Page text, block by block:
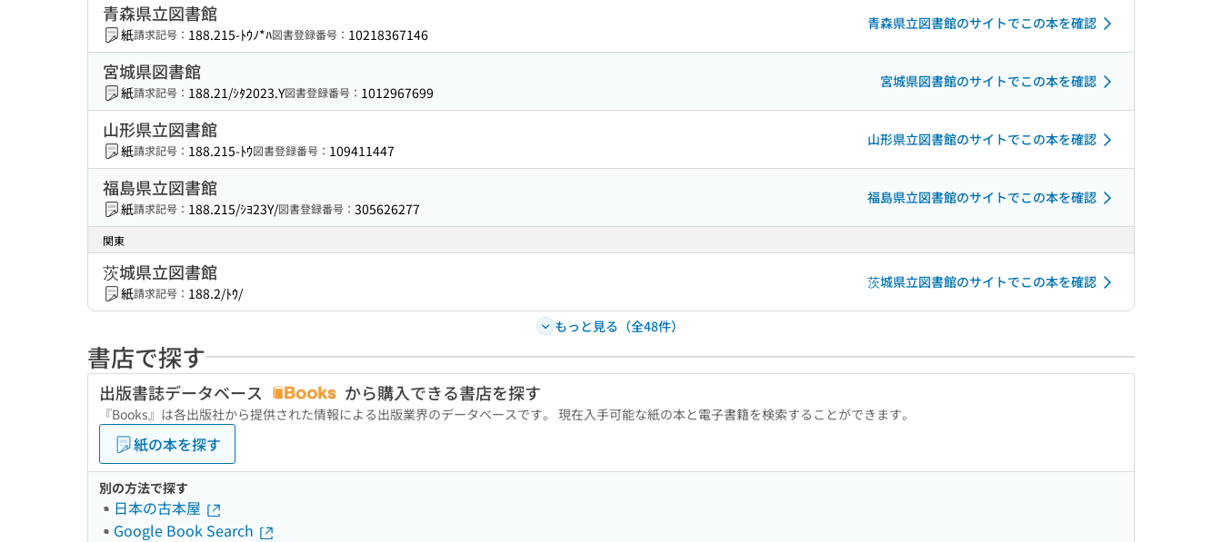
青森県立図書館
紙請求記号： 188.215-ﾄｳﾉ*ﾊ図書登録番号： 10218367146
青森県立図書館のサイトでこの本を確認
宮城県図書館
紙請求記号： 188.21/ｼﾀ2023.Y図書登録番号： 1012967699
宮城県図書館のサイトでこの本を確認
山形県立図書館
紙請求記号： 188.215-ﾄｳ図書登録番号： 109411447
山形県立図書館のサイトでこの本を確認
福島県立図書館
紙請求記号： 188.215/ｼﾖ23Y/図書登録番号： 305626277
福島県立図書館のサイトでこの本を確認
関東
茨城県立図書館
紙請求記号： 188.2/ﾄｳ/
茨城県立図書館のサイトでこの本を確認
もっと見る（全48件）
書店で探す
出版書誌データベース から購入できる書店を探す
『Books』は各出版社から提供された情報による出版業界のデータベースです。 現在入手可能な紙の本と電子書籍を検索することができます。
紙の本を探す
別の方法で探す
日本の古本屋
Google Book Search